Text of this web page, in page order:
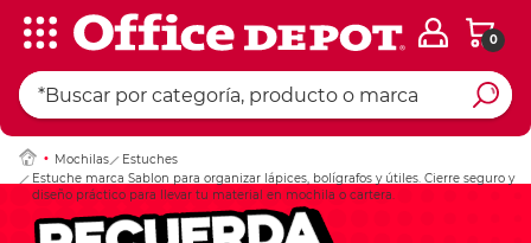
0
Mochilas
Estuches
Estuche marca Sablon para organizar lápices, bolígrafos y útiles. Cierre seguro y
diseño práctico para llevar tu material en mochila o cartera.
Ingresar Codigo